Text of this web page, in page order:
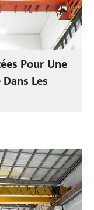
Pour Une
Les